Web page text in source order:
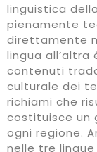
linguistica
pienamente
direttamente
lingua all’altra
contenuti
culturale dei
richiami che
costituisce un
ogni regione.
nelle tre lingue